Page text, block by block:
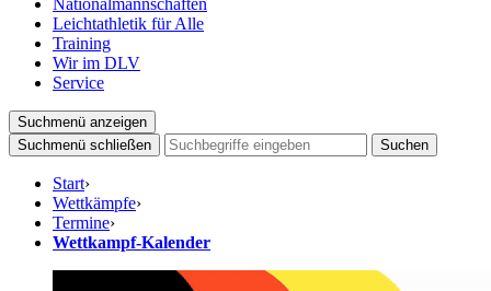
Leichtathletik für Alle
Training
Wir im DLV
Service
Suchmenü anzeigen
Suchmenü schließen
Suchen
Start›
Wettkämpfe›
Termine›
Wettkampf-Kalender